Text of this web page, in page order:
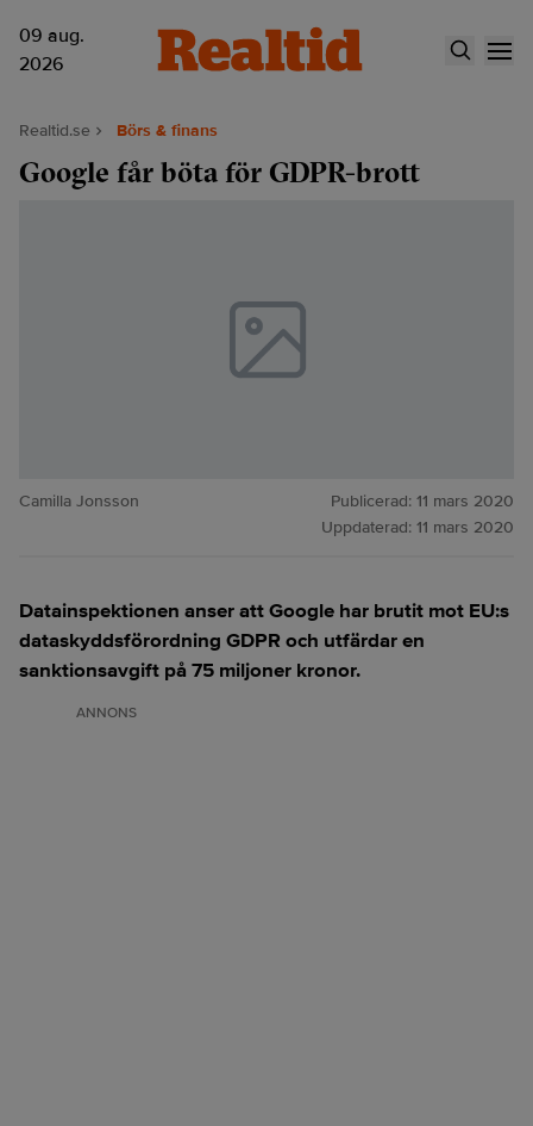
09 aug.
2026
Realtid.se Börs & finans
Google får böta för GDPR-brott
Camilla Jonsson Publicerad: 11 mars 2020
Uppdaterad: 11 mars 2020
Datainspektionen anser att Google har brutit mot EU:s
dataskyddsförordning GDPR och utfärdar en
sanktionsavgift på 75 miljoner kronor.
ANNONS